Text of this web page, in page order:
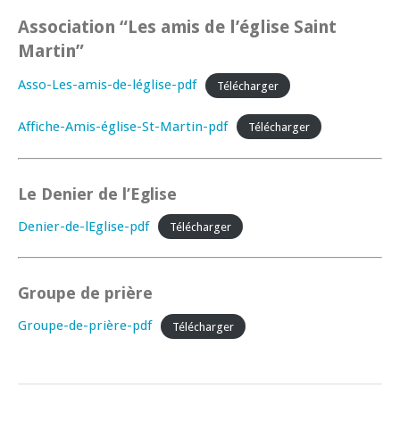
Association “Les amis de l’église Saint
Martin”
Asso-Les-amis-de-léglise-pdf Télécharger
Affiche-Amis-église-St-Martin-pdf Télécharger
Le Denier de l’Eglise
Denier-de-lEglise-pdf Télécharger
Groupe de prière
Groupe-de-prière-pdf Télécharger